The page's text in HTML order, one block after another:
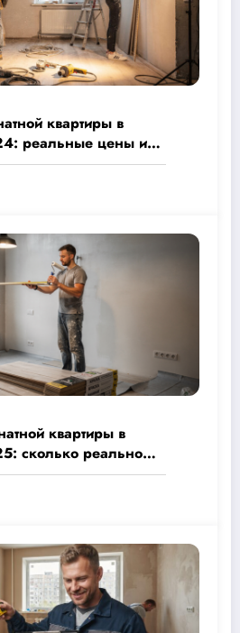
квартиры в
реальные цены и
которые вам не
квартиры в
сколько реально
— полный
рублей